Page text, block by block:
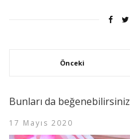
Önceki
Bunları da beğenebilirsiniz
17 Mayıs 2020